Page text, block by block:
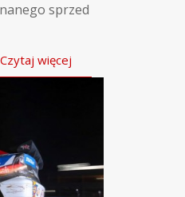
sprzed
Czytaj więcej